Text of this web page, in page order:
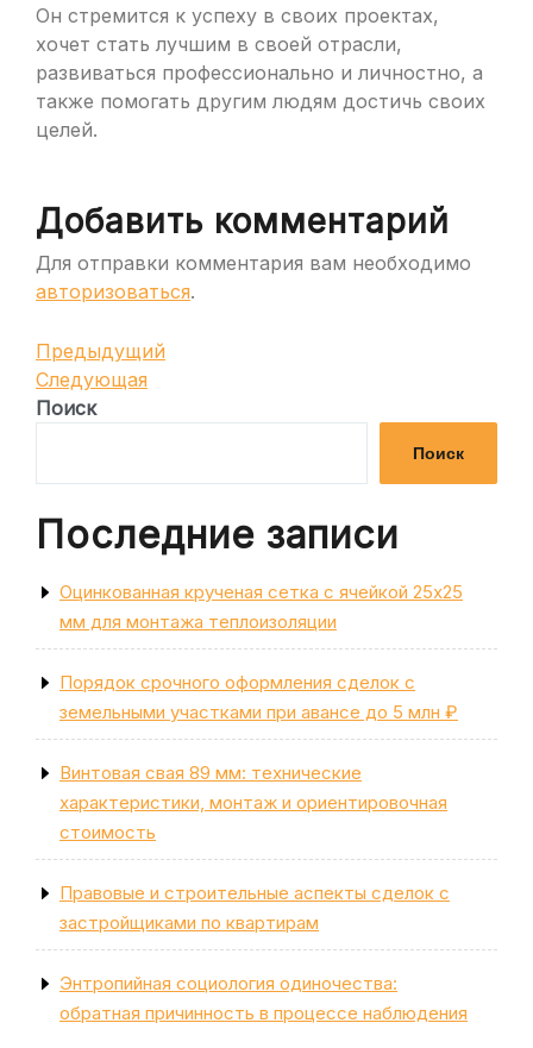
Он стремится к успеху в своих проектах,
хочет стать лучшим в своей отрасли,
развиваться профессионально и личностно, а
также помогать другим людям достичь своих
целей.
Добавить комментарий
Для отправки комментария вам необходимо
авторизоваться.
Навигация
по
записям
Предыдущая
запись
Предыдущий
Следующая
запись
Следующая
Поиск
Поиск
Последние записи
Оцинкованная крученая сетка с ячейкой 25х25
мм для монтажа теплоизоляции
Порядок срочного оформления сделок с
земельными участками при авансе до 5 млн ₽
Винтовая свая 89 мм: технические
характеристики, монтаж и ориентировочная
стоимость
Правовые и строительные аспекты сделок с
застройщиками по квартирам
Энтропийная социология одиночества:
обратная причинность в процессе наблюдения